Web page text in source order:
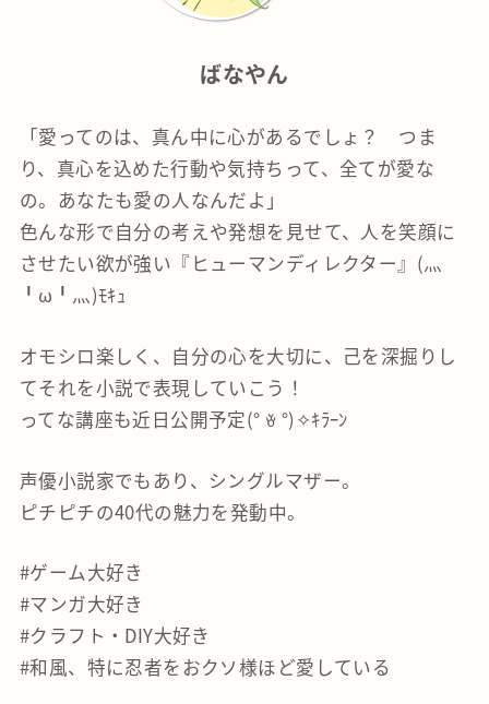
ばなやん
「愛ってのは、真ん中に心があるでしょ？ つま
り、真心を込めた行動や気持ちって、全てが愛な
の。あなたも愛の人なんだよ」
色んな形で自分の考えや発想を見せて、人を笑顔に
させたい欲が強い『ヒューマンディレクター』(灬
╹ω╹灬)ﾓｷｭ
オモシロ楽しく、自分の心を大切に、己を深掘りし
てそれを小説で表現していこう！
ってな講座も近日公開予定(° ꈊ °)✧ｷﾗｰﾝ
声優小説家でもあり、シングルマザー。
ピチピチの40代の魅力を発動中。
#ゲーム大好き
#マンガ大好き
#クラフト・DIY大好き
#和風、特に忍者をおクソ様ほど愛している